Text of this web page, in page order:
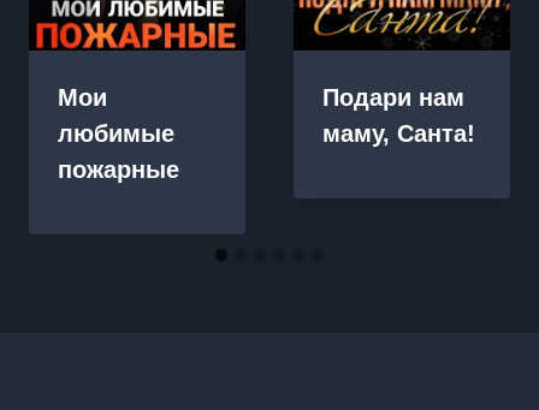
Мои
любимые
пожарные
Подари нам
маму, Санта!